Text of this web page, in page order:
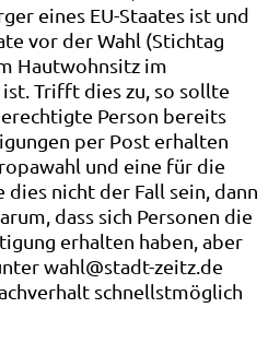
eines EU-Staates ist und
vor der Wahl (Stichtag
Hautwohnsitz im
Trifft dies zu, so sollte
Person bereits
per Post erhalten
und eine für die
nicht der Fall sein, dann
dass sich Personen die
erhalten haben, aber
wahl@stadt-zeitz.de
schnellstmöglich